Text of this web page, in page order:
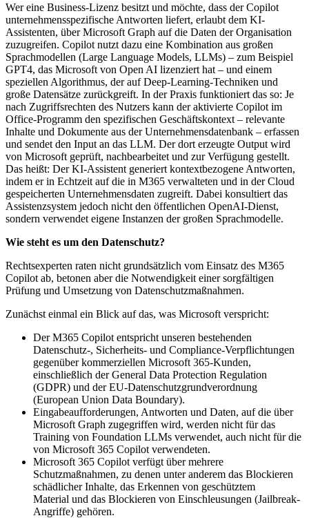
Wer eine Business-Lizenz besitzt und möchte, dass der Copilot
unternehmensspezifische Antworten liefert, erlaubt dem KI-
Assistenten, über Microsoft Graph auf die Daten der Organisation
zuzugreifen. Copilot nutzt dazu eine Kombination aus großen
Sprachmodellen (Large Language Models, LLMs) – zum Beispiel
GPT4, das Microsoft von Open AI lizenziert hat – und einem
speziellen Algorithmus, der auf Deep-Learning-Techniken und
große Datensätze zurückgreift. In der Praxis funktioniert das so: Je
nach Zugriffsrechten des Nutzers kann der aktivierte Copilot im
Office-Programm den spezifischen Geschäftskontext – relevante
Inhalte und Dokumente aus der Unternehmensdatenbank – erfassen
und sendet den Input an das LLM. Der dort erzeugte Output wird
von Microsoft geprüft, nachbearbeitet und zur Verfügung gestellt.
Das heißt: Der KI-Assistent generiert kontextbezogene Antworten,
indem er in Echtzeit auf die in M365 verwalteten und in der Cloud
gespeicherten Unternehmensdaten zugreift. Dabei konsultiert das
Assistenzsystem jedoch nicht den öffentlichen OpenAI-Dienst,
sondern verwendet eigene Instanzen der großen Sprachmodelle.
Wie steht es um den Datenschutz?
Rechtsexperten raten nicht grundsätzlich vom Einsatz des M365
Copilot ab, betonen aber die Notwendigkeit einer sorgfältigen
Prüfung und Umsetzung von Datenschutzmaßnahmen.
Zunächst einmal ein Blick auf das, was Microsoft verspricht:
Der M365 Copilot entspricht unseren bestehenden
Datenschutz-, Sicherheits- und Compliance-Verpflichtungen
gegenüber kommerziellen Microsoft 365-Kunden,
einschließlich der General Data Protection Regulation
(GDPR) und der EU-Datenschutzgrundverordnung
(European Union Data Boundary).
Eingabeaufforderungen, Antworten und Daten, auf die über
Microsoft Graph zugegriffen wird, werden nicht für das
Training von Foundation LLMs verwendet, auch nicht für die
von Microsoft 365 Copilot verwendeten.
Microsoft 365 Copilot verfügt über mehrere
Schutzmaßnahmen, zu denen unter anderem das Blockieren
schädlicher Inhalte, das Erkennen von geschütztem
Material und das Blockieren von Einschleusungen (Jailbreak-
Angriffe) gehören.